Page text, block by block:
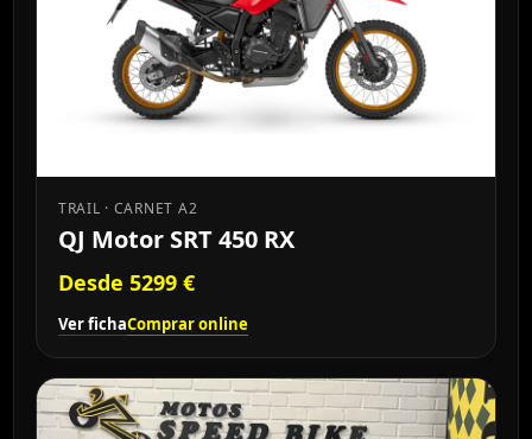
TRAIL · CARNET A2
QJ Motor SRT 450 RX
Desde 5299 €
Ver fichaComprar online